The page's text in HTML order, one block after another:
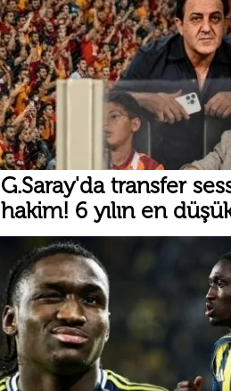
G.Saray'da transfer
hakim! 6 yılın en